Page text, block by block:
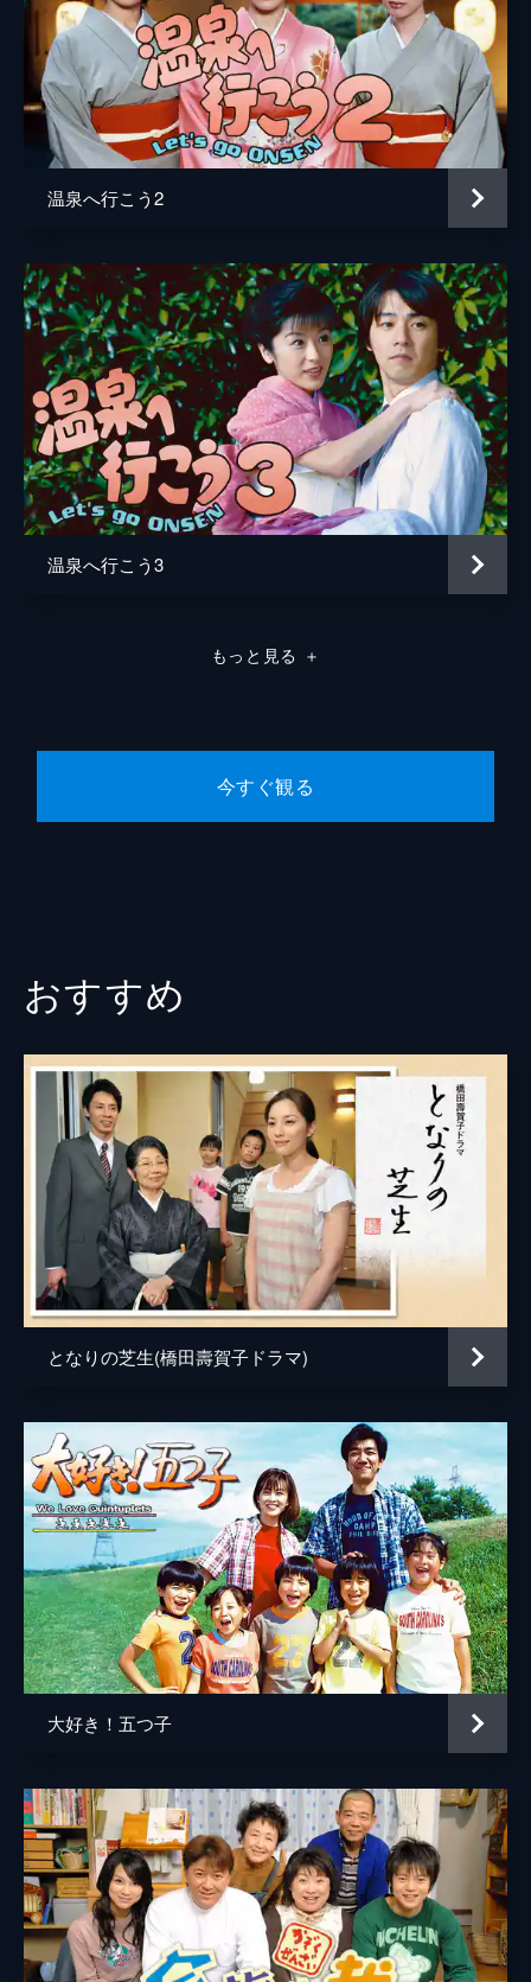
24分
第７回 「女将交代!?」
薫（加藤貴子）は元兄嫁の悠里子（藤吉久美
子）に蔵原の女将になってほしいと頼む。そ
んな中、薫は久松の板長らが皆辞めているに
もかかわらず、勝手に宿泊予約を受け…。
第８回 「仲居大戦争」
バカにしたような態度を取る事に怒りを募ら
せる。そんな時、お客として渡辺（中丸新
将）という刑事らしき男が夫婦で来るが…。
24分
第９回 「妻の浮気!?」
仲居たちは、邦子（相本久美子）が雄一郎
（相澤一成）と浮気していると騒ぎ出す。り
さ子（今村恵子）はお客を詮索するのは良く
ないと薫（加藤貴子）や仲居をいさめる
が…。
24分
第10回 「夫の危機」
そんな中、武藤（田中実）が土手から落ちた
石原武龍
卯月みふる
高橋祐太
吉川晃江
プロデューサー
岩寺秀廣
温泉へ行こう2
温泉へ行こう3
もっと見る ＋
今すぐ観る
おすすめ
となりの芝生(橋田壽賀子ドラマ)
大好き！五つ子